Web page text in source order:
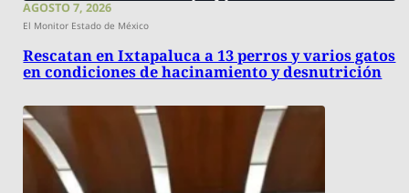
AGOSTO 7, 2026
El Monitor Estado de México
Rescatan en Ixtapaluca a 13 perros y varios gatos
en condiciones de hacinamiento y desnutrición